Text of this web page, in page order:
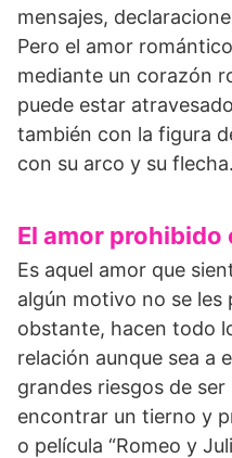
mensajes,
Pero el amor
mediante un corazón
puede estar
también con la figura
con su arco y su flecha.
El amor
Es aquel amor que
algún motivo no se les
obstante, hacen todo
relación aunque sea a
grandes riesgos de
encontrar un tierno y
o película “Romeo y